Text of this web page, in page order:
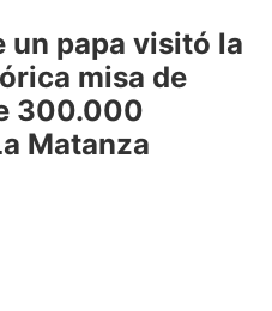
un papa visitó la
misa de
300.000
Matanza